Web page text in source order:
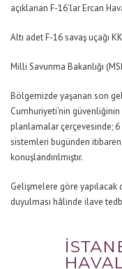
açıklanan F-16’lar Ercan
Altı adet F-16 savaş uçağı
Milli Savunma Bakanlığı
Bölgemizde yaşanan son
Cumhuriyeti’nin
planlamalar çerçevesinde; 6
sistemleri bugünden itibaren
konuşlandırılmıştır.
Gelişmelere göre
duyulması hâlinde ilave